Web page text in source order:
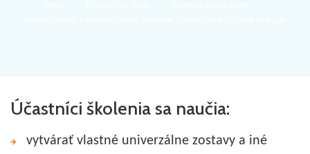
Účastníci školenia sa naučia:
vytvárať vlastné univerzálne zostavy a iné